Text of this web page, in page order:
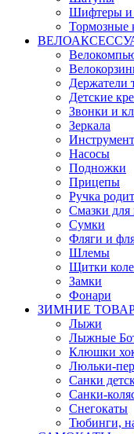
Шифтеры и
Тормозные
Держатели
Детские
Звонки и
Зеркала
Инструмент
Насосы
Подножки
Прицепы
Ручка
Смазки для
Сумки
Фляги и
Шлемы
Щитки
Замки
Фонари
ЗИМНИЕ
Лыжи
Лыжные
Клюшки
Люльки-
Санки
Санки-
Снегокаты
Тюбинги,